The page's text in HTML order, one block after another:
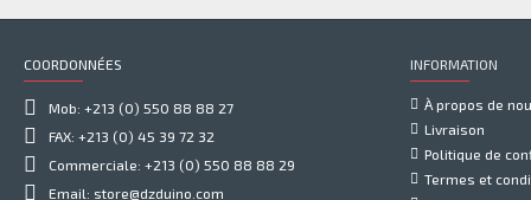
COORDONNÉES
Mob: +213 (0) 550 88 88 27
FAX: +213 (0) 45 39 72 32
Commerciale: +213 (0) 550 88 88 29
Email: store@dzduino.com
INFORMATION
À propos de
Livraison
Politique de
Termes et